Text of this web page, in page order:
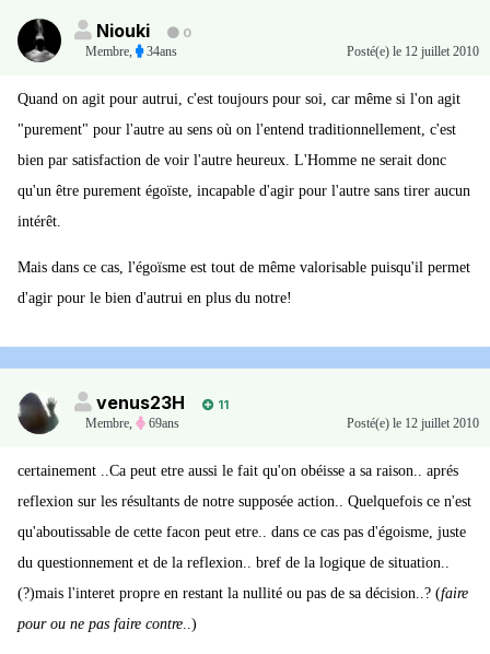
Niouki
0
Membre
34ans Posté(e) le 12 juillet 2010
Quand on agit pour autrui, c'est toujours pour soi, car même si l'on agit
"purement" pour l'autre au sens où on l'entend traditionnellement, c'est
bien par satisfaction de voir l'autre heureux. L'Homme ne serait donc
qu'un être purement égoïste, incapable d'agir pour l'autre sans tirer aucun
intérêt.
Mais dans ce cas, l'égoïsme est tout de même valorisable puisqu'il permet
d'agir pour le bien d'autrui en plus du notre!
venus23H
11
Membre
69ans Posté(e) le 12 juillet 2010
certainement ..Ca peut etre aussi le fait qu'on obéisse a sa raison.. aprés
reflexion sur les résultants de notre supposée action.. Quelquefois ce n'est
qu'aboutissable de cette facon peut etre.. dans ce cas pas d'égoisme, juste
du questionnement et de la reflexion.. bref de la logique de situation..
(?)mais l'interet propre en restant la nullité ou pas de sa décision..? (faire
pour ou ne pas faire contre ..)